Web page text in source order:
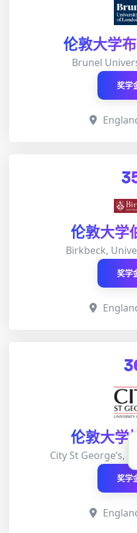
伦敦大学
Brunel
奖学
伦敦大学
Birkbeck,
奖学
伦敦大学
City St George’s,
奖学